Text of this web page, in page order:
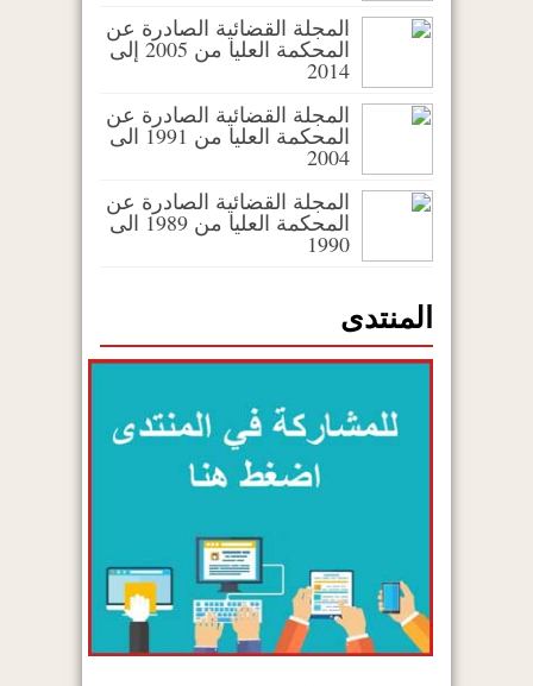
المجلة القضائية الصادرة عن
المحكمة العليا من 2005 إلى
2014
المجلة القضائية الصادرة عن
المحكمة العليا من 1991 الى
2004
المجلة القضائية الصادرة عن
المحكمة العليا من 1989 الى
1990
المنتدى